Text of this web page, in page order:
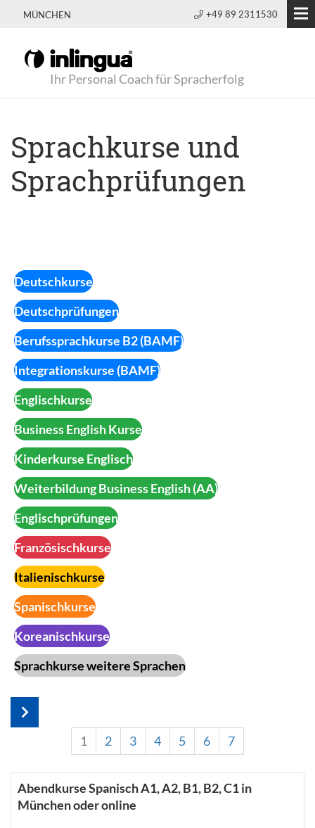
MÜNCHEN +49 89 2311530
Ihr Personal Coach für Spracherfolg
Sprachkurse und
Sprachprüfungen
Deutschkurse
Deutschprüfungen
Berufssprachkurse B2 (BAMF)
Integrationskurse (BAMF)
Englischkurse
Business English Kurse
Kinderkurse Englisch
Weiterbildung Business English (AA)
Englischprüfungen
Französischkurse
Italienischkurse
Spanischkurse
Koreanischkurse
Sprachkurse weitere Sprachen
1 2 3 4 5 6 7
Abendkurse Spanisch A1, A2, B1, B2, C1 in
München oder online